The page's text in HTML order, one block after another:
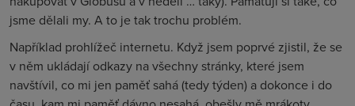
jsme dělali my. A to je tak trochu problém.
Například prohlížeč internetu. Když jsem poprvé zjistil, že se
v něm ukládají odkazy na všechny stránky, které jsem
navštívil, co mi jen paměť sahá (tedy týden) a dokonce i do